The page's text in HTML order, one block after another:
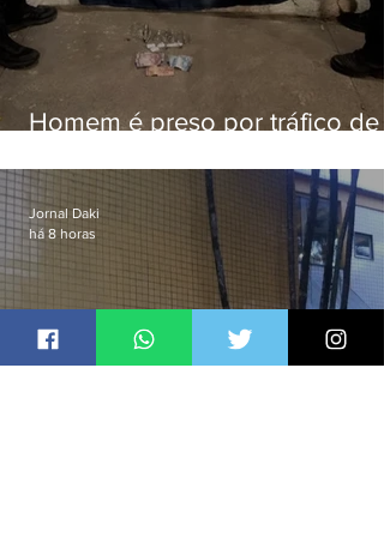
Homem é preso por tráfico de
Jornal Daki
há 8 horas